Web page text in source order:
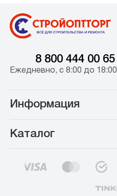
8 800 444 00 65
Ежедневно, с 8:00 до 18:00
Информация
Каталог